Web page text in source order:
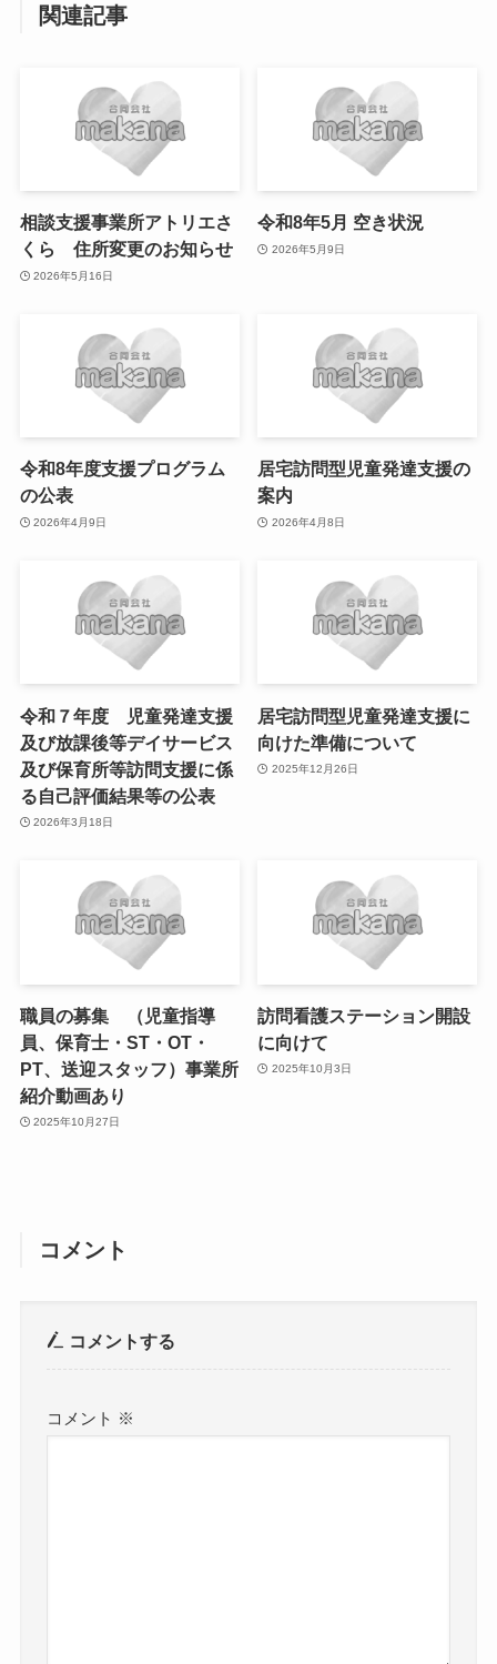
関連記事
相談支援事業所アトリエさ
くら 住所変更のお知らせ
2026年5月16日
令和8年5月 空き状況
2026年5月9日
令和8年度支援プログラム
の公表
2026年4月9日
居宅訪問型児童発達支援の
案内
2026年4月8日
令和７年度 児童発達支援
及び放課後等デイサービス
及び保育所等訪問支援に係
る自己評価結果等の公表
2026年3月18日
居宅訪問型児童発達支援に
向けた準備について
2025年12月26日
職員の募集 （児童指導
員、保育士・ST・OT・
PT、送迎スタッフ）事業所
紹介動画あり
2025年10月27日
訪問看護ステーション開設
に向けて
2025年10月3日
コメント
コメントする
コメント ※